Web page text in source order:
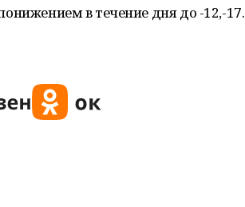
в течение дня до -12,-17.